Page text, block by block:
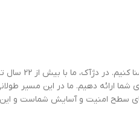
آشنا
ارائه دهیم. ما در این مسیر
سطح امنیت و آسایش شماست و این